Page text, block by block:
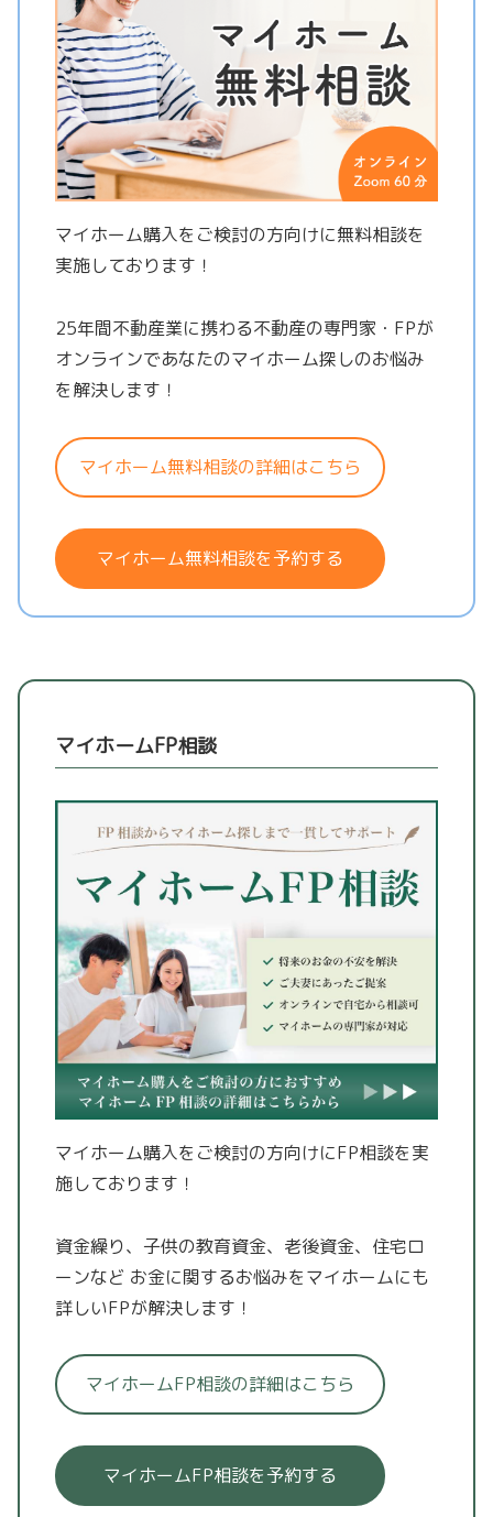
マイホーム購入をご検討の方向けに無料相談を
実施しております！
25年間不動産業に携わる不動産の専門家・FPが
オンラインであなたのマイホーム探しのお悩み
を解決します！
マイホーム無料相談の詳細はこちら
マイホーム無料相談を予約する
マイホームFP相談
マイホーム購入をご検討の方向けにFP相談を実
施しております！
資金繰り、子供の教育資金、老後資金、住宅ロ
ーンなど お金に関するお悩みをマイホームにも
詳しいFPが解決します！
マイホームFP相談の詳細はこちら
マイホームFP相談を予約する